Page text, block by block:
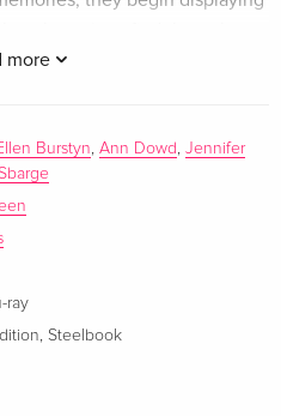
CHF 29.50
HD + Blu-
more
like this before: Chris
Burstyn, Ann Dowd , Jennifer
ray
, Steelbook